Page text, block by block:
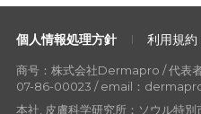
個人情報処理方針 利用規約
商号：株式会社Dermapro / 代表
07-86-00023 / email：
本社, 皮膚科学研究所：ソウル特別